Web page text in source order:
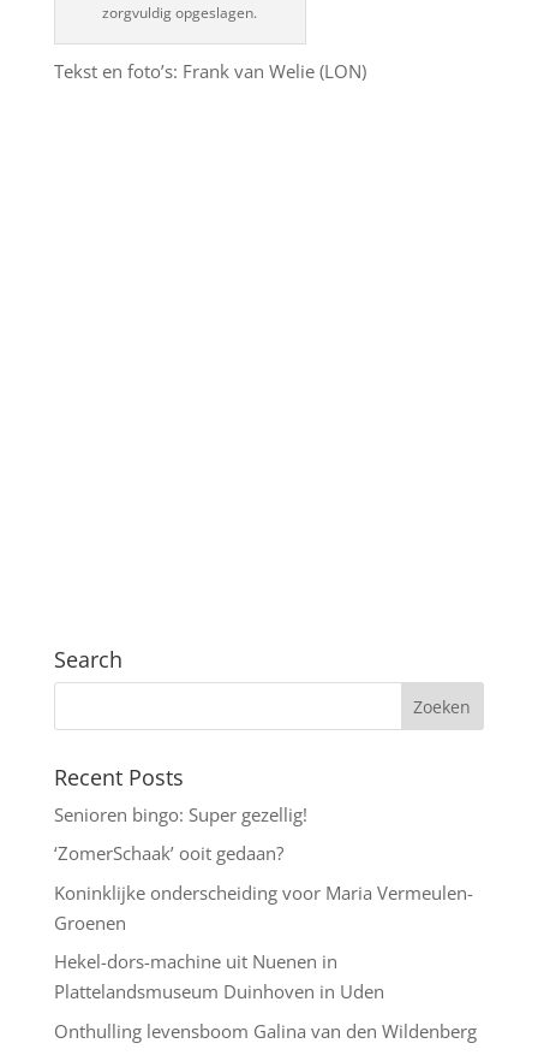
zorgvuldig opgeslagen.
Tekst en foto’s: Frank van Welie (LON)
Search
Recent Posts
Senioren bingo: Super gezellig!
‘ZomerSchaak’ ooit gedaan?
Koninklijke onderscheiding voor Maria Vermeulen-
Groenen
Hekel-dors-machine uit Nuenen in
Plattelandsmuseum Duinhoven in Uden
Onthulling levensboom Galina van den Wildenberg